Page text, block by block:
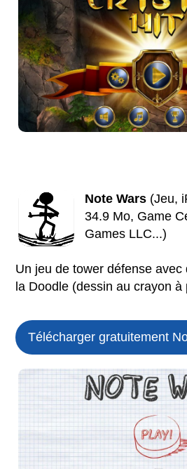
Note Wars (Jeu,
34.9 Mo, Game
Games LLC...)
Un jeu de tower défense
la Doodle (dessin au crayon à
Télécharger gratuitement